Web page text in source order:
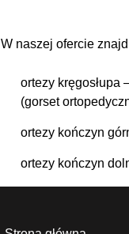
W naszej ofercie
ortezy kręgosłupa
(gorset
ortezy kończyn
ortezy kończyn